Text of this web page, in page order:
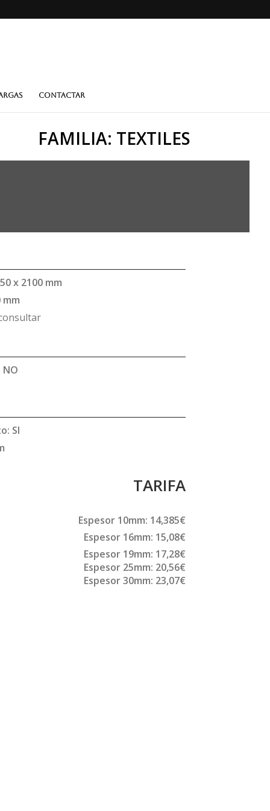
CONTACTAR
FAMILIA: TEXTILES
x 2100 mm
mm
NO
SI
TARIFA
Espesor 10mm: 14,385€
Espesor 16mm: 15,08€
Espesor 19mm: 17,28€
Espesor 25mm: 20,56€
Espesor 30mm: 23,07€